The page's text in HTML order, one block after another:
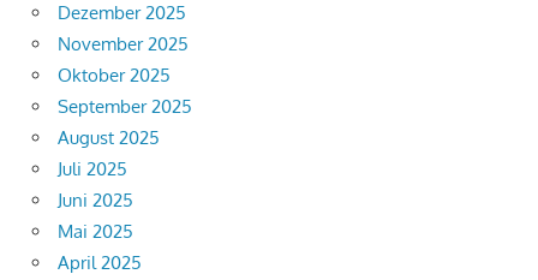
Dezember 2025
November 2025
Oktober 2025
September 2025
August 2025
Juli 2025
Juni 2025
Mai 2025
April 2025